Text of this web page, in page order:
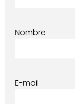
Nombre
E-mail